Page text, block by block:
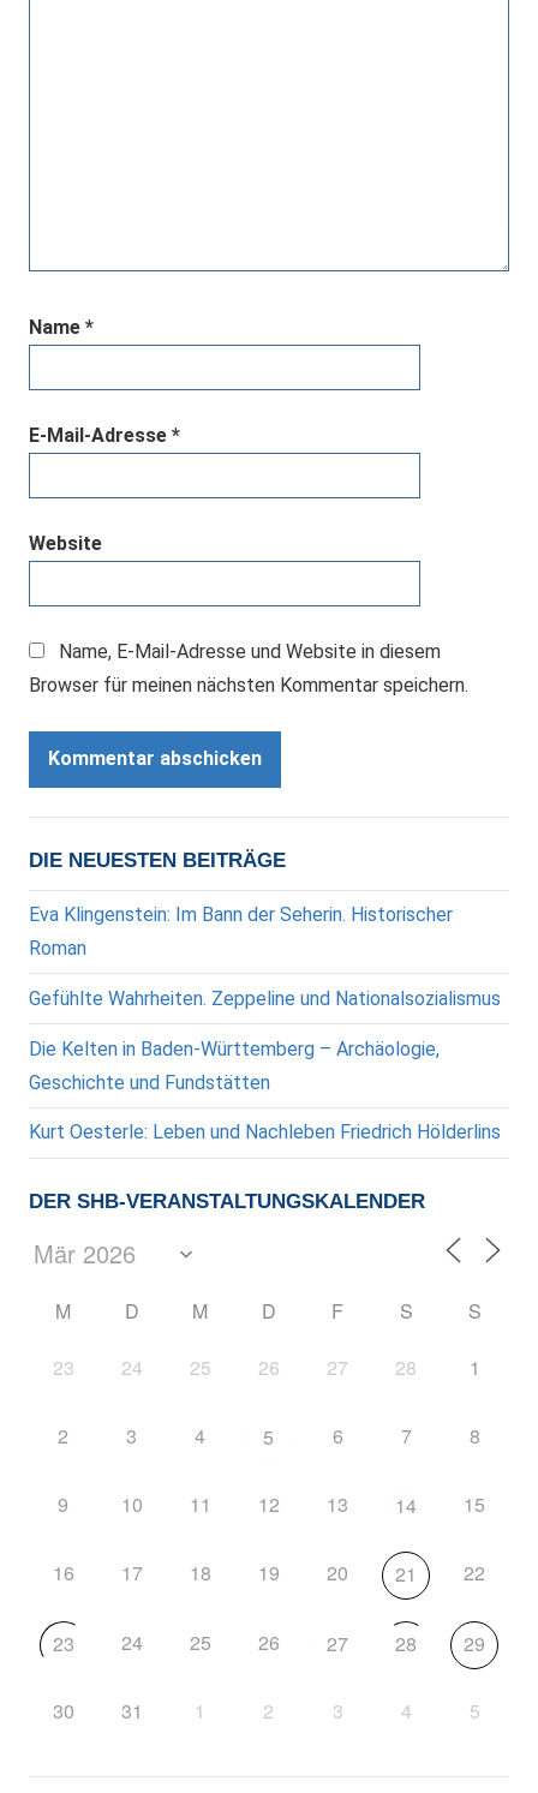
Name *
E-Mail-Adresse *
Website
Name, E-Mail-Adresse und Website in diesem
Browser für meinen nächsten Kommentar speichern.
DIE NEUESTEN BEITRÄGE
Eva Klingenstein: Im Bann der Seherin. Historischer
Roman
Gefühlte Wahrheiten. Zeppeline und Nationalsozialismus
Die Kelten in Baden-Württemberg – Archäologie,
Geschichte und Fundstätten
Kurt Oesterle: Leben und Nachleben Friedrich Hölderlins
DER SHB-VERANSTALTUNGSKALENDER
M D M D F S S
23 24 25 26 27 28 1
2 3 4 5 6 7 8
9 10 11 12 13 14 15
16 17 18 19 20 21 22
23 24 25 26 27 28 29
30 31 1 2 3 4 5